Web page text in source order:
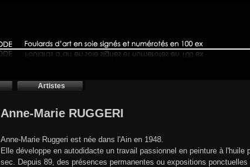
Artistes
Anne-Marie RUGGERI
Anne-Marie Ruggeri est née dans l'Ain en 1948.
Elle développe en autodidacte un travail passionnel en peinture à
sec. Depuis 89, des présences permanentes ou expositions